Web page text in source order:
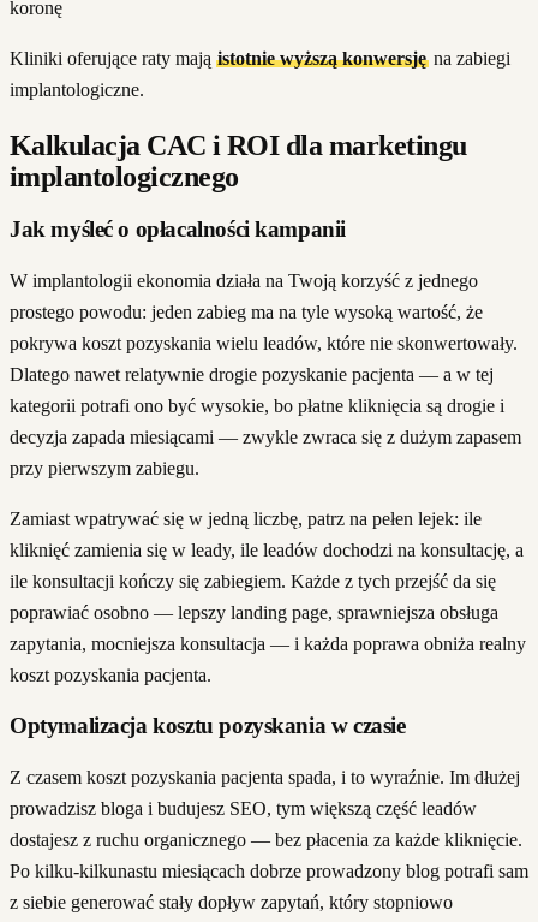
koronę
Kliniki oferujące raty mają istotnie wyższą konwersjęna zabiegi
implantologiczne.
Kalkulacja CAC i ROI dla marketingu
implantologicznego
Jak myśleć o opłacalności kampanii
W implantologii ekonomia działa na Twoją korzyść z jednego
prostego powodu: jeden zabieg ma na tyle wysoką wartość, że
pokrywa koszt pozyskania wielu leadów, które nie skonwertowały.
Dlatego nawet relatywnie drogie pozyskanie pacjenta — a w tej
kategorii potrafi ono być wysokie, bo płatne kliknięcia są drogie i
decyzja zapada miesiącami — zwykle zwraca się z dużym zapasem
przy pierwszym zabiegu.
Zamiast wpatrywać się w jedną liczbę, patrz na pełen lejek: ile
kliknięć zamienia się w leady, ile leadów dochodzi na konsultację, a
ile konsultacji kończy się zabiegiem. Każde z tych przejść da się
poprawiać osobno — lepszy landing page, sprawniejsza obsługa
zapytania, mocniejsza konsultacja — i każda poprawa obniża realny
koszt pozyskania pacjenta.
Optymalizacja kosztu pozyskania w czasie
Z czasem koszt pozyskania pacjenta spada, i to wyraźnie. Im dłużej
prowadzisz bloga i budujesz SEO, tym większą część leadów
dostajesz z ruchu organicznego — bez płacenia za każde kliknięcie.
Po kilku-kilkunastu miesiącach dobrze prowadzony blog potrafi sam
z siebie generować stały dopływ zapytań, który stopniowo